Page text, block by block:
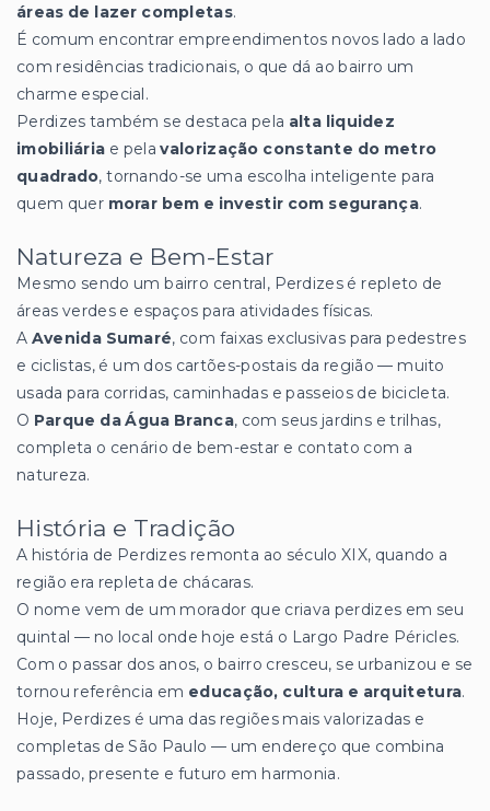
áreas de lazer completas.
É comum encontrar empreendimentos novos lado a lado
com residências tradicionais, o que dá ao bairro um
charme especial.
Perdizes também se destaca pela alta liquidez
imobiliária e pelavalorização constante do metro
quadrado, tornando-se uma escolha inteligente para
quem quer morar bem e investir com segurança.
Natureza e Bem-Estar
Mesmo sendo um bairro central, Perdizes é repleto de
áreas verdes e espaços para atividades físicas.
A Avenida Sumaré, com faixas exclusivas para pedestres
e ciclistas, é um dos cartões-postais da região — muito
usada para corridas, caminhadas e passeios de bicicleta.
O Parque da Água Branca, com seus jardins e trilhas,
completa o cenário de bem-estar e contato com a
natureza.
História e Tradição
A história de Perdizes remonta ao século XIX, quando a
região era repleta de chácaras.
O nome vem de um morador que criava perdizes em seu
quintal — no local onde hoje está o Largo Padre Péricles.
Com o passar dos anos, o bairro cresceu, se urbanizou e se
tornou referência em educação, cultura e arquitetura.
Hoje, Perdizes é uma das regiões mais valorizadas e
completas de São Paulo — um endereço que combina
passado, presente e futuro em harmonia.